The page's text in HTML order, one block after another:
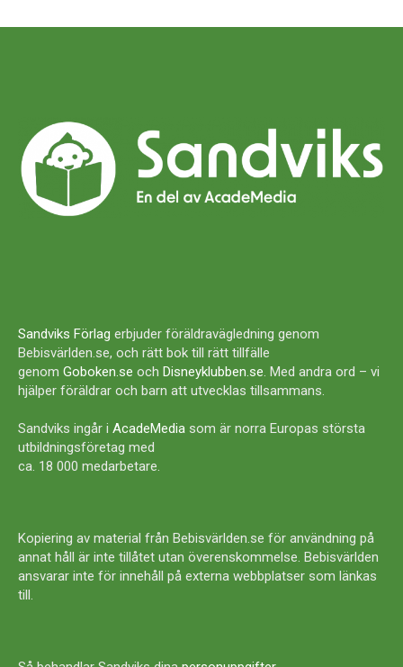
Sandviks Förlag erbjuder föräldravägledning genom
Bebisvärlden.se, och rätt bok till rätt tillfälle
genom Goboken.se och Disneyklubben.se. Med andra ord – vi
hjälper föräldrar och barn att utvecklas tillsammans.
Sandviks ingår i AcadeMedia som är norra Europas största
utbildningsföretag med
ca. 18 000 medarbetare.
Kopiering av material från Bebisvärlden.se för användning på
annat håll är inte tillåtet utan överenskommelse. Bebisvärlden
ansvarar inte för innehåll på externa webbplatser som länkas
till.